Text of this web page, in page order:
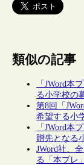
類似の記事
「JWord本
る小学校の
第8回「
希望する小
「JWord本
贈先となる
JWord社、
る「本プレ